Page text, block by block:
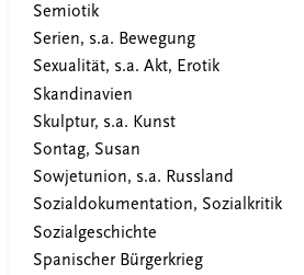
Semiotik
Serien, s.a. Bewegung
Sexualität, s.a. Akt, Erotik
Skandinavien
Skulptur, s.a. Kunst
Sontag, Susan
Sowjetunion, s.a. Russland
Sozialdokumentation, Sozialkritik
Sozialgeschichte
Spanischer Bürgerkrieg